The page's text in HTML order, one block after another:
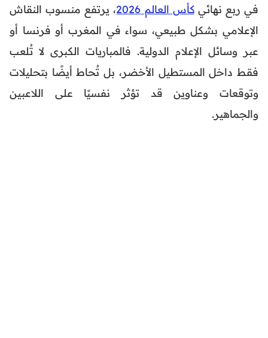
في ربع نهائيكأس العالم 2026
، يرتفع منسوب النقاش
الإعلامي بشكل طبيعي، سواء في المغرب أو فرنسا أو
عبر وسائل الإعلام الدولية. فالمباريات الكبرى لا تُلعب
فقط داخل المستطيل الأخضر، بل تُحاط أيضًا بتحليلات
وتوقعات وعناوين قد تؤثر نفسيًا على اللاعبين
والجماهير.